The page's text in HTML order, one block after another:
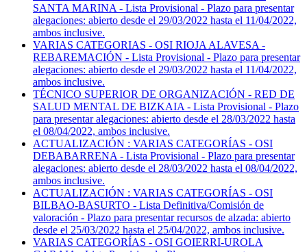
SANTA MARINA - Lista Provisional - Plazo para presentar
alegaciones: abierto desde el 29/03/2022 hasta el 11/04/2022,
ambos inclusive.
VARIAS CATEGORIAS - OSI RIOJA ALAVESA -
REBAREMACIÓN - Lista Provisional - Plazo para presentar
alegaciones: abierto desde el 29/03/2022 hasta el 11/04/2022,
ambos inclusive.
TÉCNICO SUPERIOR DE ORGANIZACIÓN - RED DE
SALUD MENTAL DE BIZKAIA - Lista Provisional - Plazo
para presentar alegaciones: abierto desde el 28/03/2022 hasta
el 08/04/2022, ambos inclusive.
ACTUALIZACIÓN : VARIAS CATEGORÍAS - OSI
DEBABARRENA - Lista Provisional - Plazo para presentar
alegaciones: abierto desde el 28/03/2022 hasta el 08/04/2022,
ambos inclusive.
ACTUALIZACIÓN : VARIAS CATEGORÍAS - OSI
BILBAO-BASURTO - Lista Definitiva/Comisión de
valoración - Plazo para presentar recursos de alzada: abierto
desde el 25/03/2022 hasta el 25/04/2022, ambos inclusive.
VARIAS CATEGORÍAS - OSI GOIERRI-UROLA